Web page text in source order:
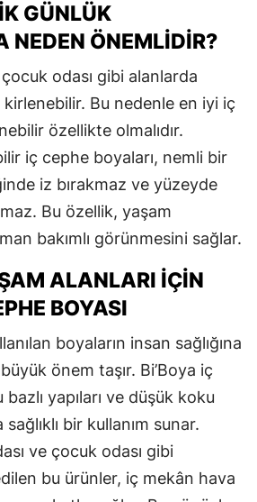
GÜNLÜK
NEDEN ÖNEMLIDIR?
odası gibi alanlarda
Bu nedenle en iyi iç
özellikte olmalıdır.
iç cephe boyaları, nemli bir
iz bırakmaz ve yüzeyde
Bu özellik, yaşam
bakımlı görünmesini sağlar.
ALANLARI İÇIN
BOYASI
boyaların insan sağlığına
önem taşır. Bi’Boya iç
yapıları ve düşük koku
bir kullanım sunar.
ve çocuk odası gibi
bu ürünler, iç mekân hava